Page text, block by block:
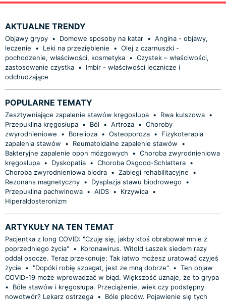
AKTUALNE TRENDY
Objawy grypy • Domowe sposoby na katar • Angina - objawy,
leczenie
• Leki na przeziębienie • Olej z czarnuszki -
pochodzenie, właściwości, kosmetyka • Czystek – właściwości,
zastosowanie czystka •
Imbir - właściwości lecznicze i
odchudzające
POPULARNE TEMATY
Zesztywniające zapalenie stawów kręgosłupa • Rwa kulszowa •
Przepuklina kręgosłupa • Ból • Artroza • Choroby
zwyrodnieniowe
• Borelioza • Osteoporoza •
Fizykoterapia
zapalenia stawów
• Reumatoidalne zapalenie stawów
•
Bakteryjne zapalenie opon mózgowych
• Choroba zwyrodnieniowa
kręgosłupa • Dyskopatia • Choroba Osgood-Schlattera •
Choroba zwyrodnieniowa biodra • Zabiegi rehabilitacyjne
•
Rezonans magnetyczny • Dysplazja stawu biodrowego
•
Przepuklina pachwinowa • AIDS • Krzywica •
Hiperaldosteronizm
ARTYKUŁY NA TEN TEMAT
Pacjentka z long COVID: "Czuję się, jakby ktoś obrabował mnie z
poprzedniego życia" •
Koronawirus. Witold Łaszek siedem razy
oddał osocze. Teraz przekonuje: Tak łatwo możesz uratować czyjeś
życie
• "Dopóki robię szpagat, jest ze mną dobrze" • Ten objaw
COVID-19 może wprowadzać w błąd. Większość uznaje, że to grypa
•
Bóle stawów i kręgosłupa. Przeciążenie, wiek czy podstępny
nowotwór? Lekarz ostrzega •
Bóle pleców. Pojawienie się tych